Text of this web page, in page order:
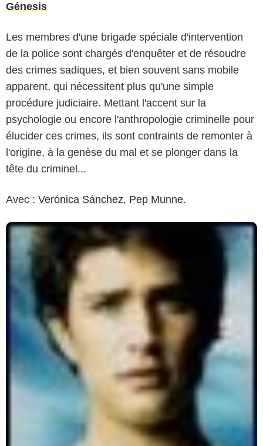
Génesis
Les membres d'une brigade spéciale d'intervention
de la police sont chargés d'enquêter et de résoudre
des crimes sadiques, et bien souvent sans mobile
apparent, qui nécessitent plus qu'une simple
procédure judiciaire. Mettant l'accent sur la
psychologie ou encore l'anthropologie criminelle pour
élucider ces crimes, ils sont contraints de remonter à
l'origine, à la genèse du mal et se plonger dans la
tête du criminel...
Avec : Verónica Sánchez, Pep Munne.